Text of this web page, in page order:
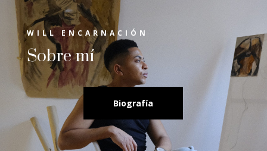
WILL ENCARNACIÓN
Sobre mí
Biografía